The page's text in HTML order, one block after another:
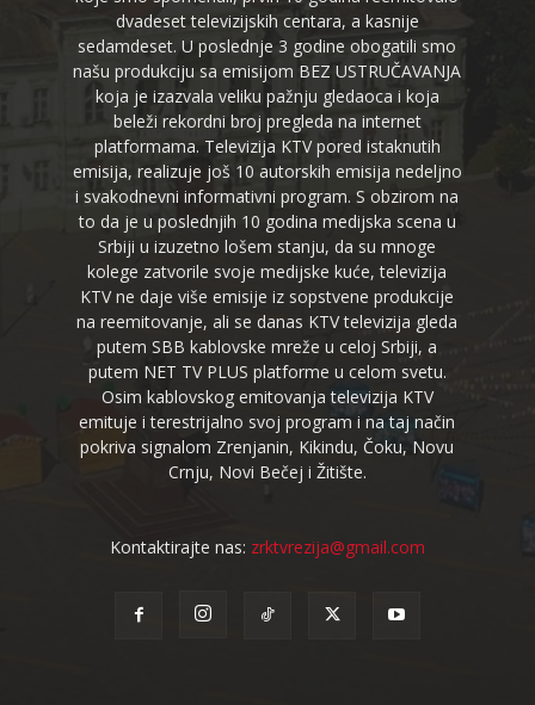
dvadeset televizijskih centara, a kasnije
sedamdeset. U poslednje 3 godine obogatili smo
našu produkciju sa emisijom BEZ USTRUČAVANJA
koja je izazvala veliku pažnju gledaoca i koja
beleži rekordni broj pregleda na internet
platformama. Televizija KTV pored istaknutih
emisija, realizuje još 10 autorskih emisija nedeljno
i svakodnevni informativni program. S obzirom na
to da je u poslednjih 10 godina medijska scena u
Srbiji u izuzetno lošem stanju, da su mnoge
kolege zatvorile svoje medijske kuće, televizija
KTV ne daje više emisije iz sopstvene produkcije
na reemitovanje, ali se danas KTV televizija gleda
putem SBB kablovske mreže u celoj Srbiji, a
putem NET TV PLUS platforme u celom svetu.
Osim kablovskog emitovanja televizija KTV
emituje i terestrijalno svoj program i na taj način
pokriva signalom Zrenjanin, Kikindu, Čoku, Novu
Crnju, Novi Bečej i Žitište.
Kontaktirajte nas: zrktvrezija@gmail.com